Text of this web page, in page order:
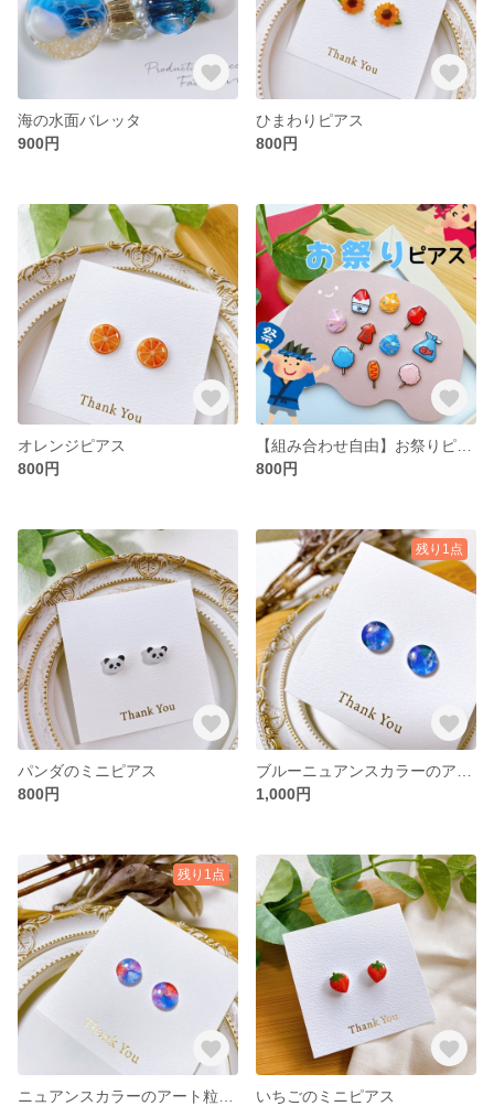
海の水面バレッタ
900円
ひまわりピアス
800円
オレンジピアス
800円
800円
パンダのミニピアス
800円
残り1点
1,000円
残り1点
いちごのミニピアス